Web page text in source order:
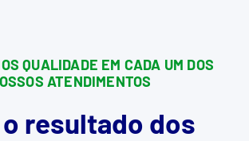
QUALIDADE EM CADA UM DOS
ATENDIMENTOS
o resultado dos